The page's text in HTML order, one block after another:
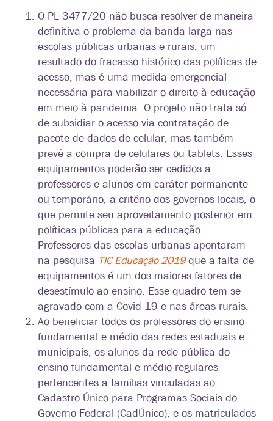
O PL 3477/20 não busca resolver de maneira
definitiva o problema da banda larga nas
escolas públicas urbanas e rurais, um
resultado do fracasso histórico das políticas de
acesso, mas é uma medida emergencial
necessária para viabilizar o direito à educação
em meio à pandemia. O projeto não trata só
de subsidiar o acesso via contratação de
pacote de dados de celular, mas também
prevê a compra de celulares ou tablets. Esses
equipamentos poderão ser cedidos a
professores e alunos em caráter permanente
ou temporário, a critério dos governos locais, o
que permite seu aproveitamento posterior em
políticas públicas para a educação.
Professores das escolas urbanas apontaram
na pesquisa TIC Educação 2019que a falta de
equipamentos é um dos maiores fatores de
desestímulo ao ensino. Esse quadro tem se
agravado com a Covid-19 e nas áreas rurais.
Ao beneficiar todos os professores do ensino
fundamental e médio das redes estaduais e
municipais, os alunos da rede pública do
ensino fundamental e médio regulares
pertencentes a famílias vinculadas ao
Cadastro Único para Programas Sociais do
Governo Federal (CadÚnico), e os matriculados